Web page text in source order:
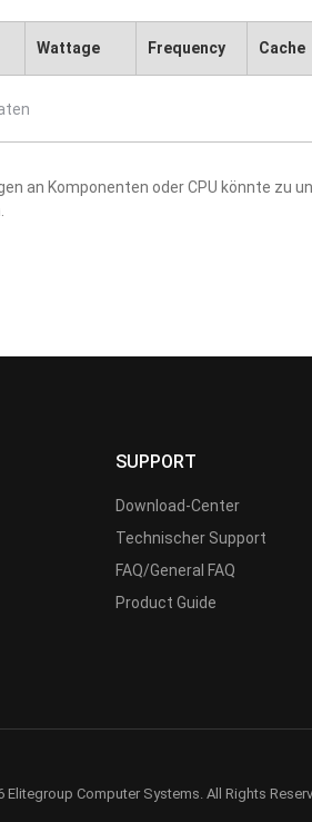
Wattage Frequency Cache
an Komponenten oder CPU könnte zu
SUPPORT
Download-Center
Technischer Support
FAQ/General FAQ
Product Guide
Elitegroup Computer Systems. All Rights